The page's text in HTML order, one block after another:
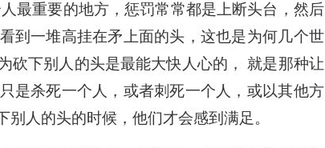
最重要的地方，惩罚常常都是上断头台，然后
到一堆高挂在矛上面的头，这也是为何几个世
砍下别人的头是最能大快人心的， 就是那种让
是杀死一个人，或者刺死一个人，或以其他方
人的头的时候，他们才会感到满足。